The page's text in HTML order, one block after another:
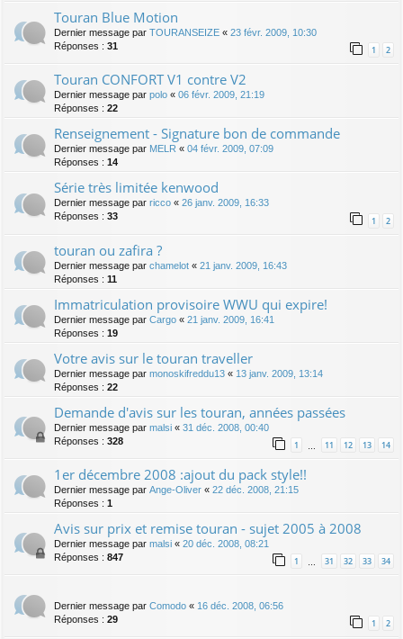
Touran Blue Motion
Dernier message par TOURANSEIZE « 23 févr. 2009, 10:30
Réponses : 31 1 2
Touran CONFORT V1 contre V2
Dernier message par polo « 06 févr. 2009, 21:19
Réponses : 22
Renseignement - Signature bon de commande
Dernier message par MELR « 04 févr. 2009, 07:09
Réponses : 14
Série très limitée kenwood
Dernier message par ricco « 26 janv. 2009, 16:33
Réponses : 33 1 2
touran ou zafira ?
Dernier message par chamelot « 21 janv. 2009, 16:43
Réponses : 11
Immatriculation provisoire WWU qui expire!
Dernier message par Cargo « 21 janv. 2009, 16:41
Réponses : 19
Votre avis sur le touran traveller
Dernier message par monoskifreddu13 « 13 janv. 2009, 13:14
Réponses : 22
Demande d'avis sur les touran, années passées
Dernier message par malsi « 31 déc. 2008, 00:40
Réponses : 328 1 11 12 13 14
1er décembre 2008 :ajout du pack style!!
Dernier message par Ange-Oliver « 22 déc. 2008, 21:15
Réponses : 1
Avis sur prix et remise touran - sujet 2005 à 2008
Dernier message par malsi « 20 déc. 2008, 08:21
Réponses : 847 1 31 32 33 34
Dernier message par Comodo « 16 déc. 2008, 06:56
Réponses : 29 1 2